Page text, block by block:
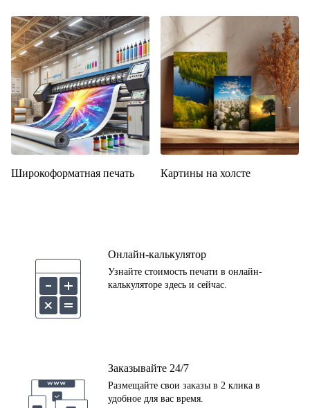
Широкоформатная печать Картины на холсте
Онлайн-калькулятор
Узнайте стоимость печати в онлайн-
калькуляторе здесь и сейчас.
Заказывайте 24/7
Размещайте свои заказы в 2 клика в
удобное для вас время.